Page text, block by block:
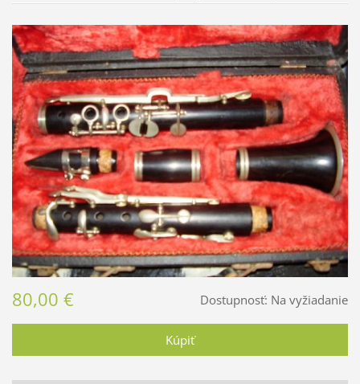
Dostupnosť: Na vyžiadanie
80,00 €